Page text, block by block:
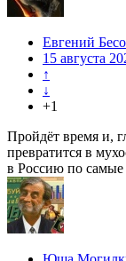
Евгений
15 августа
↑
↓
+1
Пройдёт время и,
превратится в
в Россию по